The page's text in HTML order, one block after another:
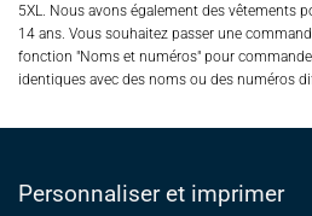
5XL. Nous avons également des vêtements
14 ans. Vous souhaitez passer une
fonction "Noms et numéros" pour
identiques avec des noms ou des numéros
Personnaliser et imprimer